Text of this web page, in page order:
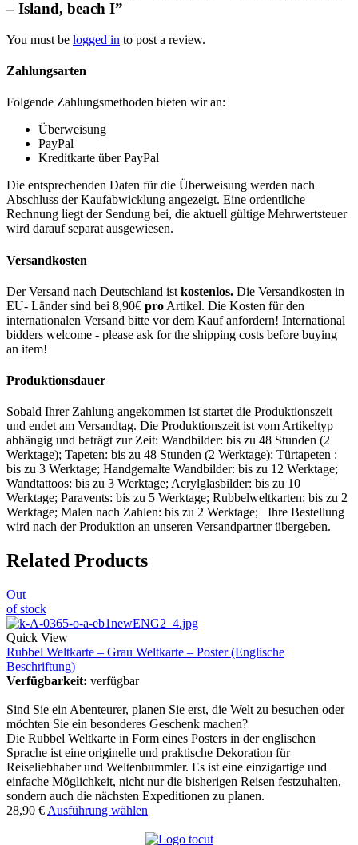
– Island, beach I”
You must be logged in to post a review.
Zahlungsarten
Folgende Zahlungsmethoden bieten wir an:
Überweisung
PayPal
Kreditkarte über PayPal
Die entsprechenden Daten für die Überweisung werden nach
Abschluss der Kaufabwicklung angezeigt. Eine ordentliche
Rechnung liegt der Sendung bei, die aktuell gültige Mehrwertsteuer
wird darauf separat ausgewiesen.
Versandkosten
Der Versand nach Deutschland ist kostenlos. Die Versandkosten in
EU- Länder sind bei 8,90€ pro Artikel. Die Kosten für den
internationalen Versand bitte vor dem Kauf anfordern! International
bidders welcome - please ask for the shipping costs before buying
an item!
Produktionsdauer
Sobald Ihrer Zahlung angekommen ist startet die Produktionszeit
und endet am Versandtag. Die Produktionszeit ist vom Artikeltyp
abhängig und beträgt zur Zeit: Wandbilder: bis zu 48 Stunden (2
Werktage); Tapeten: bis zu 48 Stunden (2 Werktage); Türtapeten :
bis zu 3 Werktage; Handgemalte Wandbilder: bis zu 12 Werktage;
Wandtattoos: bis zu 3 Werktage; Acrylglasbilder: bis zu 10
Werktage; Paravents: bis zu 5 Werktage; Rubbelweltkarten: bis zu 2
Werktage; Malen nach Zahlen: bis zu 2 Werktage; Ihre Bestellung
wird nach der Produktion an unseren Versandpartner übergeben.
Related Products
Out
of stock
Quick View
Rubbel Weltkarte – Grau Weltkarte – Poster (Englische
Beschriftung)
Verfügbarkeit: verfügbar
Sind Sie ein Abenteurer, planen Sie erst, die Welt zu besuchen oder
möchten Sie ein besonderes Geschenk machen?
Die Rubbel Weltkarte in Form eines Posters in der englischen
Sprache ist eine originelle und praktische Dekoration für
Reiseliebhaber und Weltenbummler. Es ist eine einzigartige und
einfache Möglichkeit, nicht nur die bisherigen Reisen festzuhalten,
sondern auch die nächsten Expeditionen zu planen.
28,90 € Ausführung wählen